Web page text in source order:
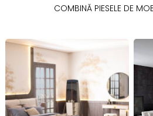
COMBINĂ PIESELE DE